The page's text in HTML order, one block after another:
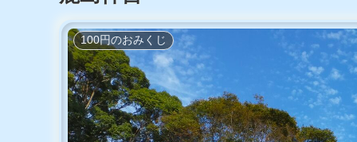
100円のおみくじ